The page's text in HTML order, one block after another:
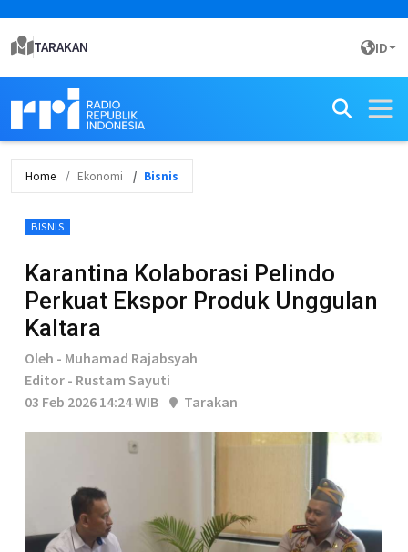
TARAKAN ID
Home Ekonomi Bisnis
BISNIS
Karantina Kolaborasi Pelindo
Perkuat Ekspor Produk Unggulan
Kaltara
Oleh - Muhamad Rajabsyah
Editor - Rustam Sayuti
03 Feb 2026 14:24 WIB
Tarakan